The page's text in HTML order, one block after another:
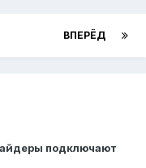
ВПЕРЁД
подключают